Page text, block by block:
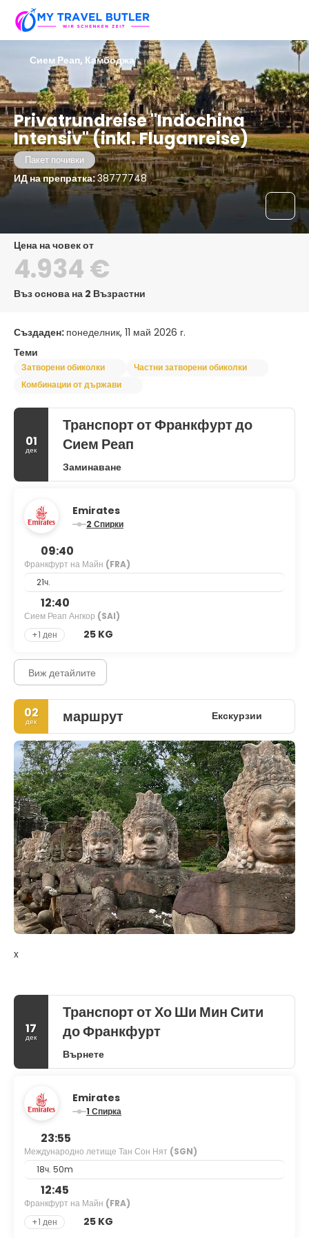
Privatrundreise "Indochina
Intensiv" (inkl. Fluganreise)
Пакет почивки
ИД на препратка:38777748
Сием Реап, Камбоджа
цена на човек от
4.934 €
Въз основа на 2 Възрастни
Създаден: понеделник, 11 май 2026 г.
Теми
Затворени обиколки
Частни затворени обиколки
Комбинации от държави
01
дек
Транспорт от Франкфурт до
Сием Реап
Заминаване
Emirates
2 Спирки
09:40
Франкфурт на Майн (FRA)
21ч.
12:40
Сием Реап Ангкор (SAI)
+1 ден
25 KG
Виж детайлите
02
дек маршрут Екскурзии
x
17
дек
Транспорт от Хо Ши Мин Сити
до Франкфурт
Върнете
Emirates
1 Спирка
23:55
Международно летище Тан Сон Нят (SGN)
18ч. 50m
12:45
Франкфурт на Майн (FRA)
+1 ден
25 KG